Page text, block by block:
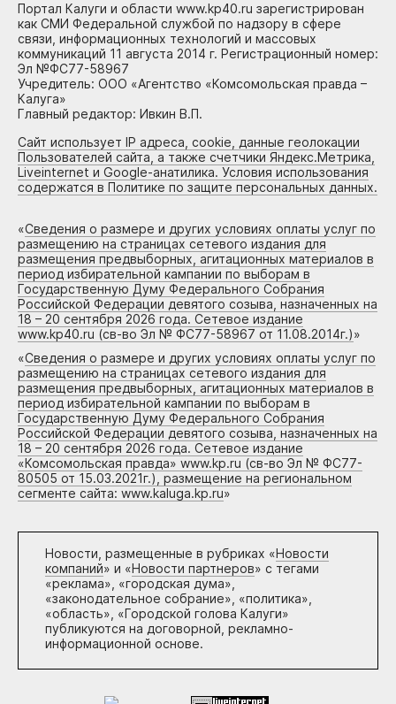
Портал Калуги и области www.kp40.ru зарегистрирован
как СМИ Федеральной службой по надзору в сфере
связи, информационных технологий и массовых
коммуникаций 11 августа 2014 г. Регистрационный номер:
Эл №ФС77-58967
Учредитель: ООО «Агентство «Комсомольская правда –
Калуга»
Главный редактор: Ивкин В.П.
Сайт использует IP адреса, cookie, данные геолокации
Пользователей сайта, а также счетчики Яндекс.Метрика,
Liveinternet и Google-анатилика. Условия использования
содержатся в Политике по защите персональных данных.
«Сведения о размере и других условиях оплаты услуг по
размещению на страницах сетевого издания для
размещения предвыборных, агитационных материалов в
период избирательной кампании по выборам в
Государственную Думу Федерального Собрания
Российской Федерации девятого созыва, назначенных на
18 – 20 сентября 2026 года. Сетевое издание
www.kp40.ru (св-во Эл № ФС77-58967 от 11.08.2014г.)»
«Сведения о размере и других условиях оплаты услуг по
размещению на страницах сетевого издания для
размещения предвыборных, агитационных материалов в
период избирательной кампании по выборам в
Государственную Думу Федерального Собрания
Российской Федерации девятого созыва, назначенных на
18 – 20 сентября 2026 года. Сетевое издание
«Комсомольская правда» www.kp.ru (св-во Эл № ФС77-
80505 от 15.03.2021г.), размещение на региональном
сегменте сайта: www.kaluga.kp.ru»
Новости, размещенные в рубриках «Новости
компаний» и «Новости партнеров» с тегами
«реклама», «городская дума»,
«законодательное собрание», «политика»,
«область», «Городской голова Калуги»
публикуются на договорной, рекламно-
информационной основе.